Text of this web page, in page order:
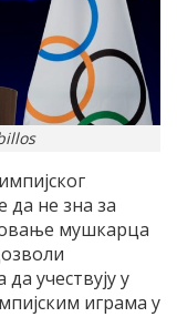
да не зна за
мушкарца
учествују у
играма у